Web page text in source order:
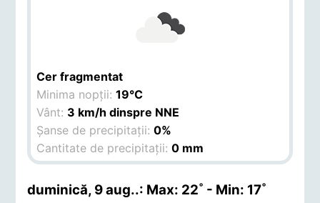
Cer fragmentat
Minima nopții:19°C
Vânt: 3 km/h dinspre NNE
Șanse de precipitații:0%
Cantitate de precipitații:0 mm
duminică, 9 aug..: Max: 22˚ - Min: 17˚